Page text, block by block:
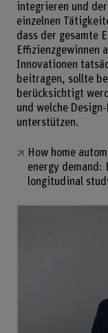
integrieren und
einzelnen
dass der gesamte
Effizienzgewinnen
Innovationen
beitragen, sollte
berücksichtigt
und welche
unterstützen.
How home
energy demand:
longitudinal